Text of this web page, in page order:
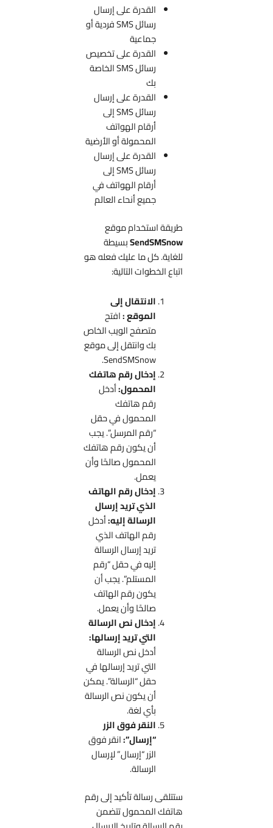
القدرة على إرسال
رسائل SMS فردية أو
جماعية
القدرة على تخصيص
رسائل SMS الخاصة
بك
القدرة على إرسال
رسائل SMS إلى
أرقام الهواتف
المحمولة أو الأرضية
القدرة على إرسال
رسائل SMS إلى
أرقام الهواتف في
جميع أنحاء العالم
طريقة استخدام موقع
SendSMSnowبسيطة
للغاية. كل ما عليك فعله هو
اتباع الخطوات التالية:
الانتقال إلى
الموقع :افتح
متصفح الويب الخاص
بك وانتقل إلى موقع
SendSMSnow.
إدخال رقم هاتفك
المحمول:أدخل
رقم هاتفك
المحمول في حقل
“رقم المرسل”. يجب
أن يكون رقم هاتفك
المحمول صالحًا وأن
يعمل.
إدخال رقم الهاتف
الذي تريد إرسال
الرسالة إليه:أدخل
رقم الهاتف الذي
تريد إرسال الرسالة
إليه في حقل “رقم
المستلم”. يجب أن
يكون رقم الهاتف
صالحًا وأن يعمل.
إدخال نص الرسالة
التي تريد إرسالها:
أدخل نص الرسالة
التي تريد إرسالها في
حقل “الرسالة”. يمكن
أن يكون نص الرسالة
بأي لغة.
النقر فوق الزر
“إرسال”:انقر فوق
الزر “إرسال” لإرسال
الرسالة.
ستتلقى رسالة تأكيد إلى رقم
هاتفك المحمول تتضمن